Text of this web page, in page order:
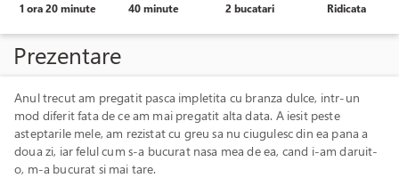
1 ora 20 minute
40 minute
2 bucatari
Ridicata
Prezentare
Anul trecut am pregatit pasca impletita cu branza dulce, intr-un
mod diferit fata de ce am mai pregatit alta data. A iesit peste
asteptarile mele, am rezistat cu greu sa nu ciugulesc din ea pana a
doua zi, iar felul cum s-a bucurat nasa mea de ea, cand i-am daruit-
o, m-a bucurat si mai tare.